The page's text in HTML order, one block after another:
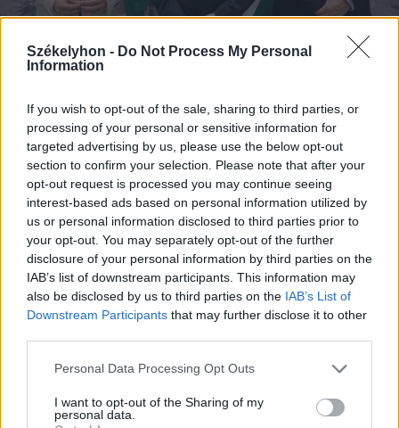
Székelyhon - Do Not Process My Personal
Information
If you wish to opt-out of the sale, sharing to third parties, or
processing of your personal or sensitive information for
targeted advertising by us, please use the below opt-out
section to confirm your selection. Please note that after your
opt-out request is processed you may continue seeing
interest-based ads based on personal information utilized by
us or personal information disclosed to third parties prior to
your opt-out. You may separately opt-out of the further
disclosure of your personal information by third parties on the
IAB’s list of downstream participants. This information may
also be disclosed by us to third parties on the IAB’s List of
Downstream Participants that may further disclose it to other
Personal Data Processing Opt Outs
I want to opt-out of the Sharing of my
personal data.
2026. augusztus 08., szombat
Megvan, kit jelöl köztársasági
elnöknek a Tisza Párt